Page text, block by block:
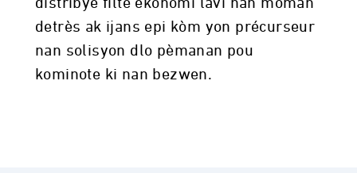
distribye filtè ekonomi lavi nan moman
detrès ak ijans epi kòm yon précurseur
nan solisyon dlo pèmanan pou
kominote ki nan bezwen.